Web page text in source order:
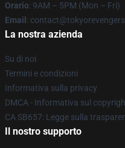
Orario: 9AM – 5PM (Mon – Fri)
Email :
La nostra azienda
Su di noi
Termini e condizioni
Informativa sulla privacy
DMCA - Informativa sul
CA SB657: Legge sulla
Il nostro supporto